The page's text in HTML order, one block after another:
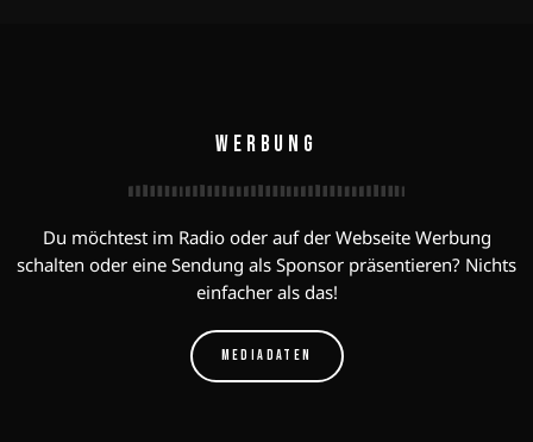
WERBUNG
Du möchtest im Radio oder auf der Webseite Werbung
schalten oder eine Sendung als Sponsor präsentieren? Nichts
einfacher als das!
MEDIADATEN